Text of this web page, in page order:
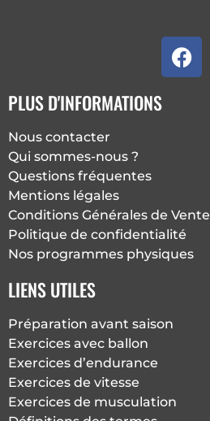
F
a
PLUS D'INFORMATIONS
Nous contacter
Qui sommes-nous ?
Questions fréquentes
Mentions légales
Conditions Générales de Vente
Politique de confidentialité
Nos programmes physiques
LIENS UTILES
Préparation avant saison
Exercices avec ballon
Exercices d’endurance
Exercices de vitesse
Exercices de musculation